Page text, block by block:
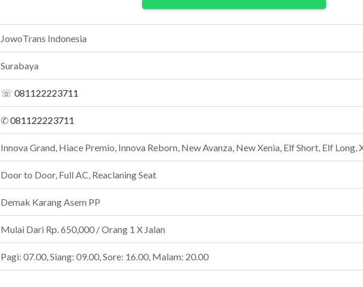
JowoTrans Indonesia
Surabaya
☏ 081122223711
✆081122223711
Innova Grand, Hiace Premio, Innova Reborn, New Avanza, New Xenia, Elf Short, Elf Long,
Door to Door, Full AC, Reaclaning Seat
Demak Karang Asem PP
Mulai Dari Rp. 650,000 / Orang 1 X Jalan
Pagi: 07.00, Siang: 09.00, Sore: 16.00, Malam: 20.00